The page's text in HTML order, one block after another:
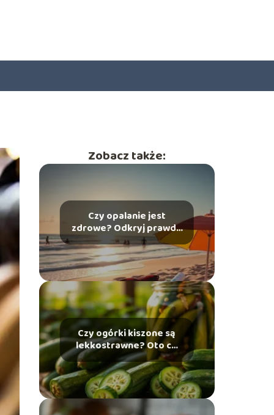
Zobacz także:
Czy opalanie jest
zdrowe? Odkryj prawdę
o kąpielach słonecznych
Czy ogórki kiszone są
lekkostrawne? Oto co
warto wiedzieć